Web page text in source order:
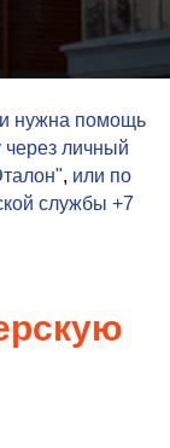
нужна помощь
через личный
, или по
службы +7